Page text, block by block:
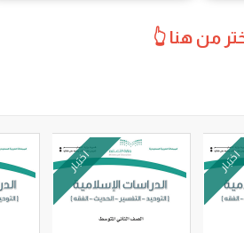
من هنا 👆
اختبار اختبار